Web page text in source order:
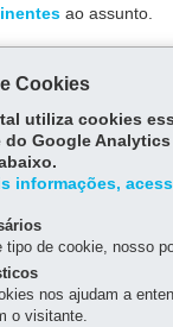
ao assunto.
Cookies
utiliza cookies
do Google
informações,
tipo de cookie, nosso
nos ajudam a
o visitante.